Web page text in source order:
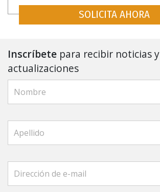
SOLICITA AHORA
Inscríbete para recibir noticias y
actualizaciones